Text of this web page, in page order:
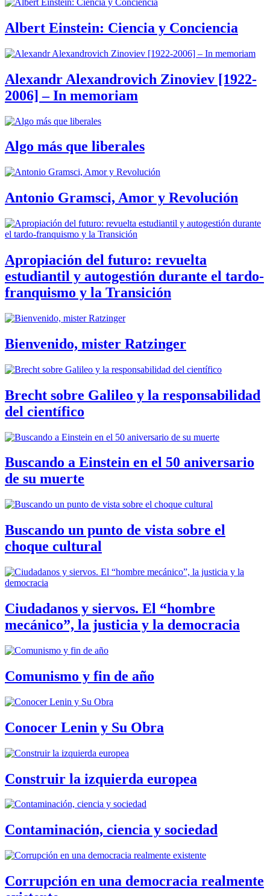
Albert Einstein: Ciencia y Conciencia
Alexandr Alexandrovich Zinoviev [1922-
2006] – In memoriam
Algo más que liberales
Antonio Gramsci, Amor y Revolución
Apropiación del futuro: revuelta
estudiantil y autogestión durante el tardo-
franquismo y la Transición
Bienvenido, mister Ratzinger
Brecht sobre Galileo y la responsabilidad
del científico
Buscando a Einstein en el 50 aniversario
de su muerte
Buscando un punto de vista sobre el
choque cultural
Ciudadanos y siervos. El “hombre
mecánico”, la justicia y la democracia
Comunismo y fin de año
Conocer Lenin y Su Obra
Construir la izquierda europea
Contaminación, ciencia y sociedad
Corrupción en una democracia realmente